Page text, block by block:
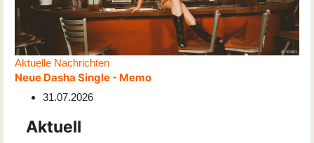
Aktuelle Nachrichten
Neue Dasha Single - Memo
31.07.2026
Aktuell